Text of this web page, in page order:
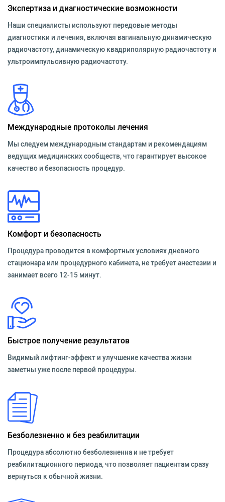
Экспертиза и диагностические возможности
Наши специалисты используют передовые методы
диагностики и лечения, включая вагинальную динамическую
радиочастоту, динамическую квадриполярную радиочастоту и
ультроимпульсивную радиочастоту.
Международные протоколы лечения
Мы следуем международным стандартам и рекомендациям
ведущих медицинских сообществ, что гарантирует высокое
качество и безопасность процедур.
Комфорт и безопасность
Процедура проводится в комфортных условиях дневного
стационара или процедурного кабинета, не требует анестезии и
занимает всего 12-15 минут.
Быстрое получение результатов
Видимый лифтинг-эффект и улучшение качества жизни
заметны уже после первой процедуры.
Безболезненно и без реабилитации
Процедура абсолютно безболезненна и не требует
реабилитационного периода, что позволяет пациентам сразу
вернуться к обычной жизни.